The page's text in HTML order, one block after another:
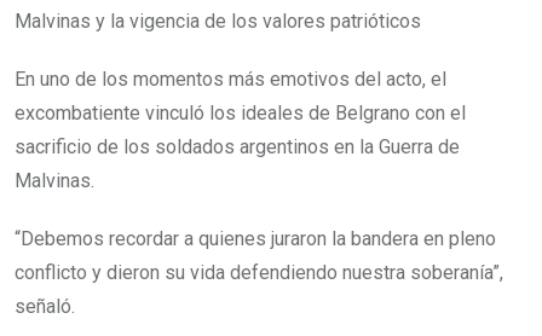
Malvinas y la vigencia de los valores patrióticos
En uno de los momentos más emotivos del acto, el
excombatiente vinculó los ideales de Belgrano con el
sacrificio de los soldados argentinos en la Guerra de
Malvinas.
“Debemos recordar a quienes juraron la bandera en pleno
conflicto y dieron su vida defendiendo nuestra soberanía”,
señaló.